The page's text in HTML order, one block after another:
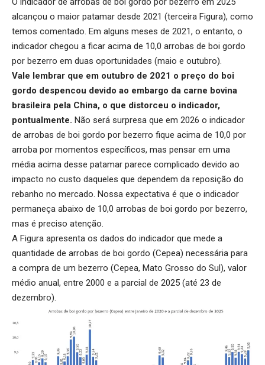
alcançou o maior patamar desde 2021 (terceira Figura), como
temos comentado. Em alguns meses de 2021, o entanto, o
indicador chegou a ficar acima de 10,0 arrobas de boi gordo
por bezerro em duas oportunidades (maio e outubro).
Vale lembrar que em outubro de 2021 o preço do boi
gordo despencou devido ao embargo da carne bovina
brasileira pela China, o que distorceu o indicador,
pontualmente. Não será surpresa que em 2026 o indicador
de arrobas de boi gordo por bezerro fique acima de 10,0 por
arroba por momentos específicos, mas pensar em uma
média acima desse patamar parece complicado devido ao
impacto no custo daqueles que dependem da reposição do
rebanho no mercado. Nossa expectativa é que o indicador
permaneça abaixo de 10,0 arrobas de boi gordo por bezerro,
mas é preciso atenção.
A Figura apresenta os dados do indicador que mede a
quantidade de arrobas de boi gordo (Cepea) necessária para
a compra de um bezerro (Cepea, Mato Grosso do Sul), valor
médio anual, entre 2000 e a parcial de 2025 (até 23 de
dezembro).